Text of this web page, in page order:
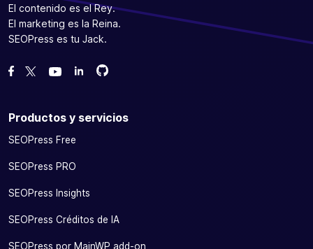
El contenido es el Rey.
El marketing es la Reina.
SEOPress es tu Jack.
Danos like en Facebook
Síguenos en Twitter
Míranos en YouTube
Bifurcanos en GitHub
Bifurcanos en GitHub
Productos y servicios
SEOPress Free
SEOPress PRO
SEOPress Insights
SEOPress Créditos de IA
SEOPress por MainWP add-on